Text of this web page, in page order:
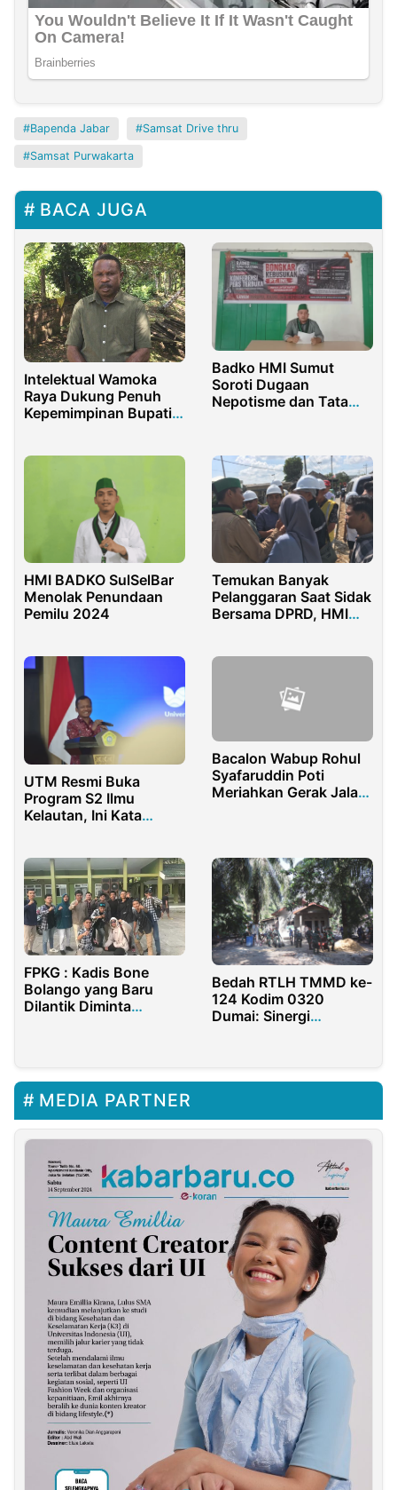
Bapenda Jabar Samsat Drive thru
Samsat Purwakarta
BACA JUGA
Intelektual Wamoka
Raya Dukung Penuh
Kepemimpinan Bupati
Krenak-Yohan Bodori
Badko HMI Sumut
Soroti Dugaan
Nepotisme dan Tata
HMI BADKO SulSelBar
Menolak Penundaan
Pemilu 2024
Temukan Banyak
Pelanggaran Saat Sidak
Bersama DPRD, HMI
Rumah Sakit BHC
UTM Resmi Buka
Program S2 Ilmu
Kelautan, Ini Kata
Bacalon Wabup Rohul
Syafaruddin Poti
Meriahkan Gerak Jalan
FPKG : Kadis Bone
Bolango yang Baru
Dilantik Diminta
Bedah RTLH TMMD ke-
124 Kodim 0320
Dumai: Sinergi
MEDIA PARTNER